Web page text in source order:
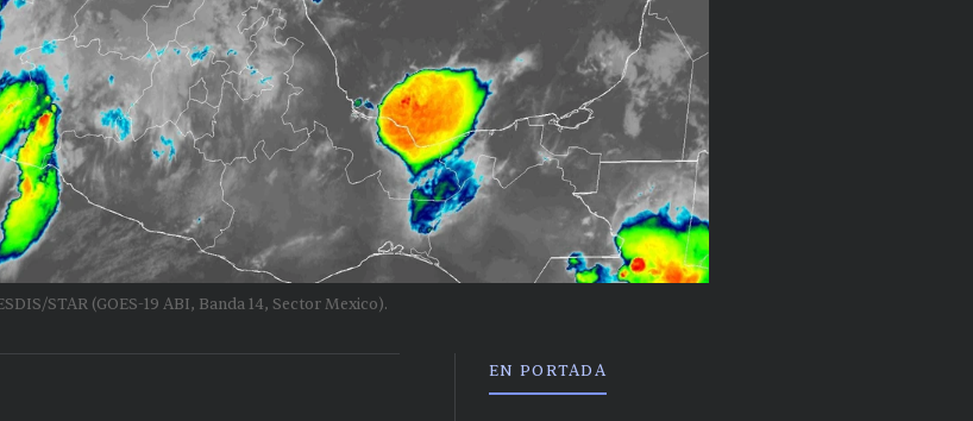
STAR (GOES-19 ABI, Banda 14, Sector Mexico).
EN PORTADA